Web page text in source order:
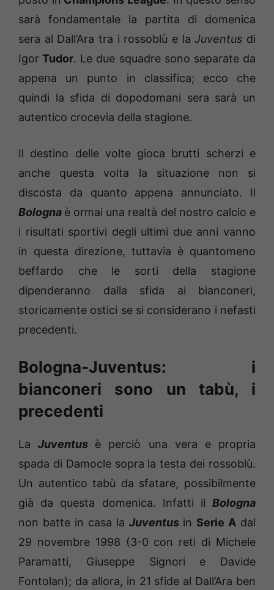
sarà fondamentale la partita di domenica
sera al Dall’Ara tra i rossoblù e la Juventus di
Igor Tudor. Le due squadre sono separate da
appena un punto in classifica; ecco che
quindi la sfida di dopodomani sera sarà un
autentico crocevia della stagione.
Il destino delle volte gioca brutti scherzi e
anche questa volta la situazione non si
discosta da quanto appena annunciato. Il
Bologna è ormai una realtà del nostro calcio e
i risultati sportivi degli ultimi due anni vanno
in questa direzione, tuttavia è quantomeno
beffardo che le sorti della stagione
dipenderanno dalla sfida ai bianconeri,
storicamente ostici se si considerano i nefasti
precedenti.
Bologna-Juventus: i
bianconeri sono un tabù, i
precedenti
LaJuventus è perciò una vera e propria
spada di Damocle sopra la testa dei rossoblù.
Un autentico tabù da sfatare, possibilmente
già da questa domenica. Infatti il Bologna
non batte in casa la Juventus in Serie A dal
29 novembre 1998 (3-0 con reti di Michele
Paramatti, Giuseppe Signori e Davide
Fontolan); da allora, in 21 sfide al Dall’Ara ben